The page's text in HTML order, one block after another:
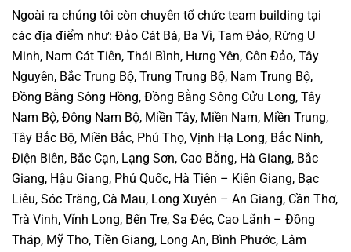
Ngoài ra chúng tôi còn chuyên tổ chức team building tại
các địa điểm như: Đảo Cát Bà, Ba Vì, Tam Đảo, Rừng U
Minh, Nam Cát Tiên, Thái Bình, Hưng Yên, Côn Đảo, Tây
Nguyên, Bắc Trung Bộ, Trung Trung Bộ, Nam Trung Bộ,
Đồng Bằng Sông Hồng, Đồng Bằng Sông Cửu Long, Tây
Nam Bộ, Đông Nam Bộ, Miền Tây, Miền Nam, Miền Trung,
Tây Bắc Bộ, Miền Bắc, Phú Thọ, Vịnh Hạ Long, Bắc Ninh,
Điện Biên, Bắc Cạn, Lạng Sơn, Cao Bằng, Hà Giang, Bắc
Giang, Hậu Giang, Phú Quốc, Hà Tiên – Kiên Giang, Bạc
Liêu, Sóc Trăng, Cà Mau, Long Xuyên – An Giang, Cần Thơ,
Trà Vinh, Vĩnh Long, Bến Tre, Sa Đéc, Cao Lãnh – Đồng
Tháp, Mỹ Tho, Tiền Giang, Long An, Bình Phước, Lâm